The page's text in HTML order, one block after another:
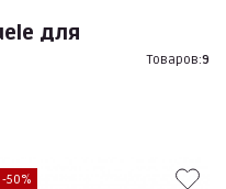
для
Товаров:9
-50%